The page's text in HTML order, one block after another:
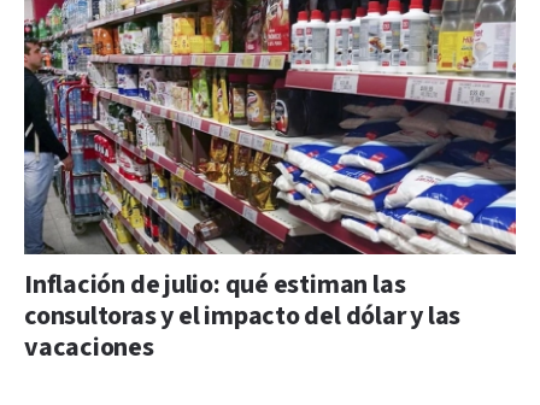
Inflación de julio: qué estiman las
consultoras y el impacto del dólar y las
vacaciones